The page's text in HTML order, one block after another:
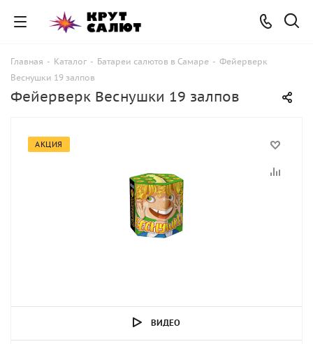
Главная - Каталог - Батареи салютов в Самаре - Фейерверк
Веснушки 19 залпов
Фейерверк Веснушки 19 залпов
АКЦИЯ
ВИДЕО